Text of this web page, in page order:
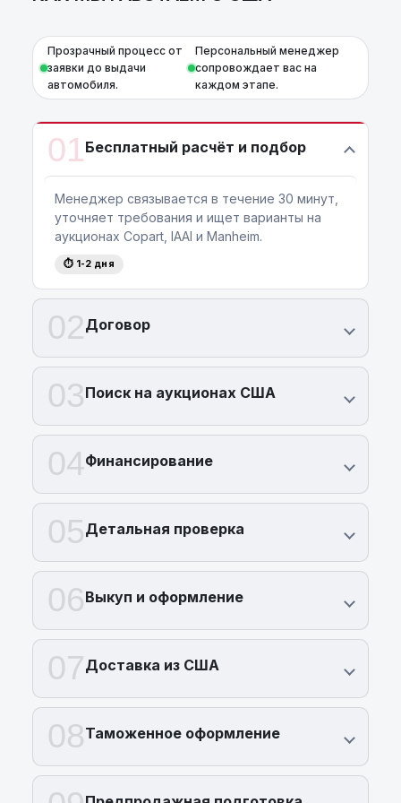
Прозрачный процесс от
заявки до выдачи
автомобиля.
Персональный менеджер
сопровождает вас на
каждом этапе.
01Бесплатный расчёт и подбор
Менеджер связывается в течение 30 минут,
уточняет требования и ищет варианты на
аукционах Copart, IAAI и Manheim.
⏱ 1-2 дня
02Договор
03Поиск на аукционах США
04Финансирование
05Детальная проверка
06Выкуп и оформление
07Доставка из США
08Таможенное оформление